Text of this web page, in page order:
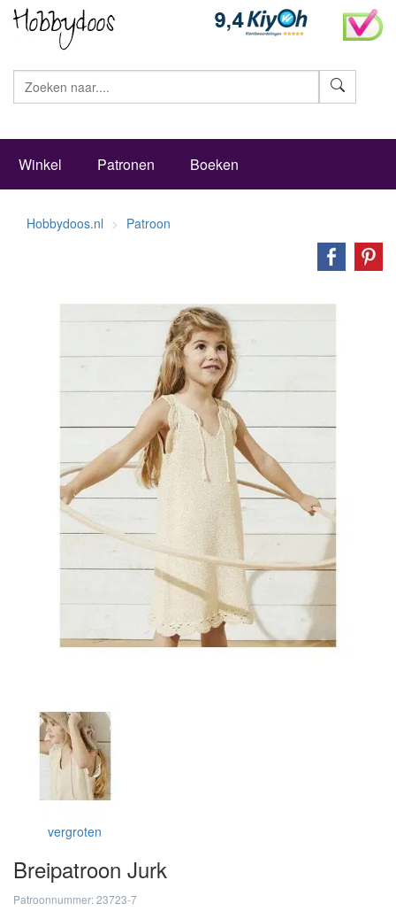
Winkel Patronen Boeken
Hobbydoos.nl Patroon
vergroten
Breipatroon Jurk
Patroonnummer: 23723-7